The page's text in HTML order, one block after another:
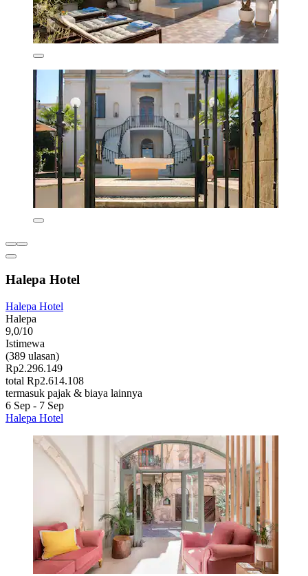
Halepa Hotel
Halepa Hotel
Halepa
9,0/10
Istimewa
(389 ulasan)
Rp2.296.149
total Rp2.614.108
termasuk pajak & biaya lainnya
6 Sep - 7 Sep
Halepa Hotel